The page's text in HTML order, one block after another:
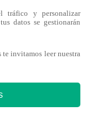
el
a
tráfico y personalizar
tus datos se gestionarán
te invitamos leer nuestra